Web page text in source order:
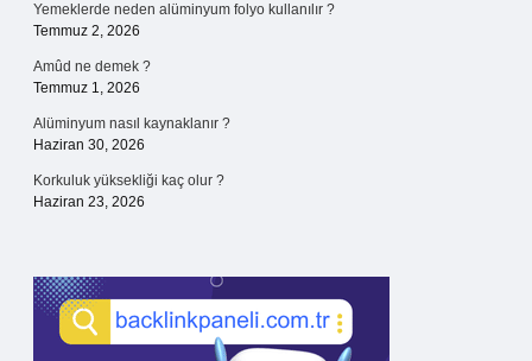
Yemeklerde neden alüminyum folyo kullanılır ?
Temmuz 2, 2026
Amûd ne demek ?
Temmuz 1, 2026
Alüminyum nasıl kaynaklanır ?
Haziran 30, 2026
Korkuluk yüksekliği kaç olur ?
Haziran 23, 2026